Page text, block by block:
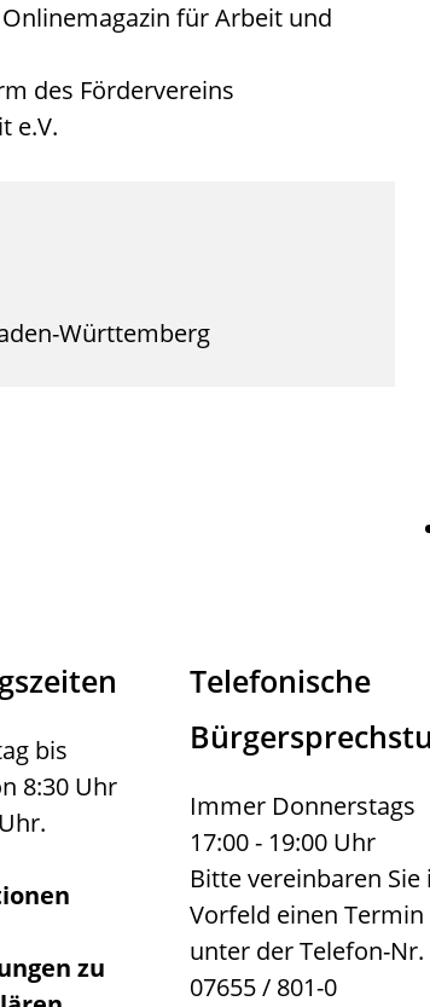
für Arbeit und
des Fördervereins
e.V.
Württemberg
bis
8:30 Uhr
zu
Telefonische
Immer Donnerstags
17:00 - 19:00 Uhr
Bitte vereinbaren Sie
Vorfeld einen Termin
unter der Telefon-Nr.
07655 / 801-0